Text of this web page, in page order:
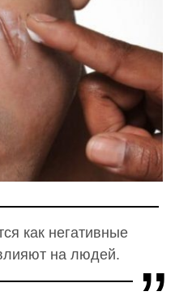
как негативные
на людей.